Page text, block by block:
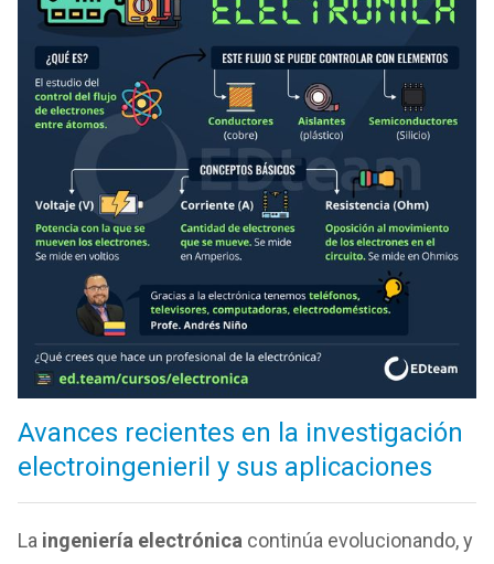
Avances recientes en la investigación
electroingenieril y sus aplicaciones
La ingeniería electrónica continúa evolucionando, y